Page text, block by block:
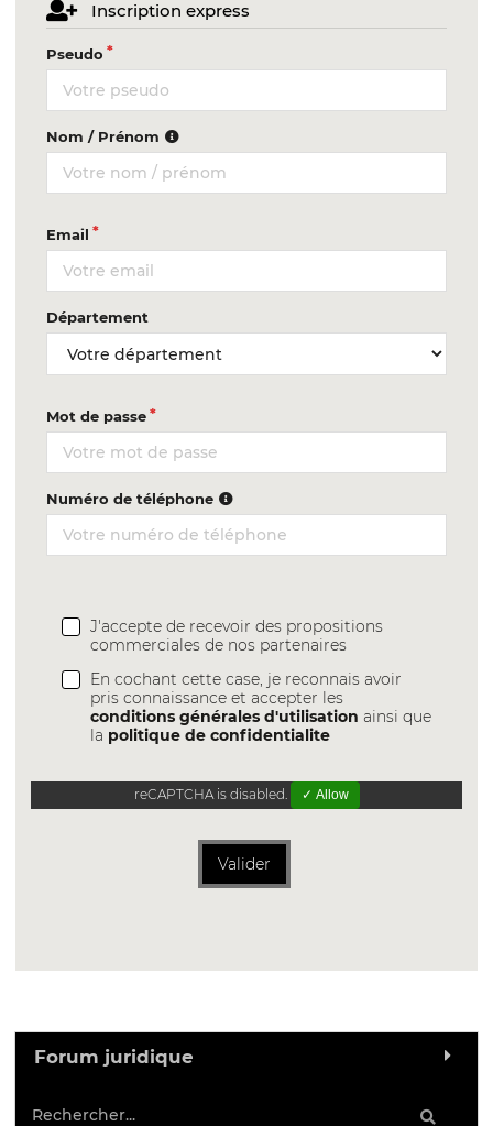
Inscription express
Pseudo
Nom / Prénom
Email
Département
Mot de passe
Numéro de téléphone
J'accepte de recevoir des propositions
commerciales de nos partenaires
En cochant cette case, je reconnais avoir
pris connaissance et accepter les
conditions générales d'utilisation ainsi que
la politique de confidentialite
reCAPTCHA is disabled. ✓ Allow
Valider
Forum juridique